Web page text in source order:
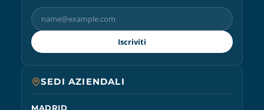
Iscriviti
SEDI AZIENDALI
MADRID